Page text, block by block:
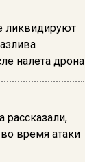
ликвидируют
налета дрона
рассказали,
время атаки